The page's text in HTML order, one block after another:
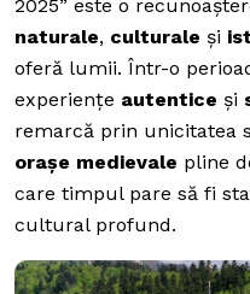
2025” este o
naturale, culturale și
oferă lumii. Într-o
experiențe autentice și
remarcă prin unicitatea
orașe medievale pline
care timpul pare să fi
cultural profund.